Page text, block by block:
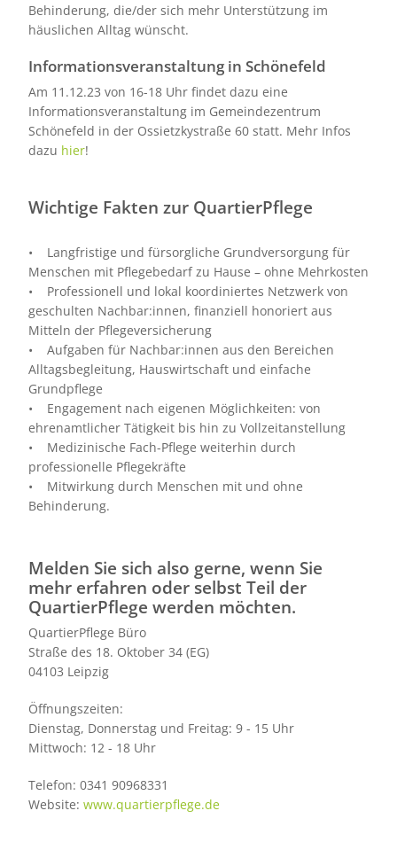
Behinderung, die/der sich mehr Unterstützung im
häuslichen Alltag wünscht.
Informationsveranstaltung in Schönefeld
Am 11.12.23 von 16-18 Uhr findet dazu eine
Informationsveranstaltung im Gemeindezentrum
Schönefeld in der Ossietzkystraße 60 statt. Mehr Infos
dazu hier!
Wichtige Fakten zur QuartierPflege
• Langfristige und fürsorgliche Grundversorgung für
Menschen mit Pflegebedarf zu Hause – ohne Mehrkosten
• Professionell und lokal koordiniertes Netzwerk von
geschulten Nachbar:innen, finanziell honoriert aus
Mitteln der Pflegeversicherung
• Aufgaben für Nachbar:innen aus den Bereichen
Alltagsbegleitung, Hauswirtschaft und einfache
Grundpflege
• Engagement nach eigenen Möglichkeiten: von
ehrenamtlicher Tätigkeit bis hin zu Vollzeitanstellung
• Medizinische Fach-Pflege weiterhin durch
professionelle Pflegekräfte
• Mitwirkung durch Menschen mit und ohne
Behinderung.
Melden Sie sich also gerne, wenn Sie
mehr erfahren oder selbst Teil der
QuartierPflege werden möchten.
QuartierPflege Büro
Straße des 18. Oktober 34 (EG)
04103 Leipzig
Öffnungszeiten:
Dienstag, Donnerstag und Freitag: 9 - 15 Uhr
Mittwoch: 12 - 18 Uhr
Telefon: 0341 90968331
Website: www.quartierpflege.de